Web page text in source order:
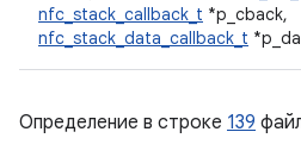
nfc_stack_callback_t *p_cback,
nfc_stack_data_callback_t
Определение в строке 139